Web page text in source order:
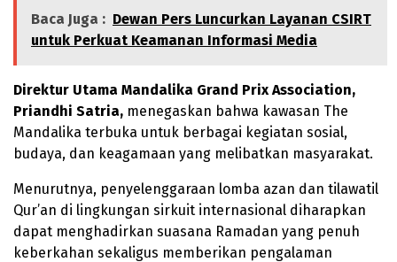
Baca Juga : Dewan Pers Luncurkan Layanan CSIRT
untuk Perkuat Keamanan Informasi Media
Direktur Utama Mandalika Grand Prix Association,
Priandhi Satria, menegaskan bahwa kawasan The
Mandalika terbuka untuk berbagai kegiatan sosial,
budaya, dan keagamaan yang melibatkan masyarakat.
Menurutnya, penyelenggaraan lomba azan dan tilawatil
Qur’an di lingkungan sirkuit internasional diharapkan
dapat menghadirkan suasana Ramadan yang penuh
keberkahan sekaligus memberikan pengalaman